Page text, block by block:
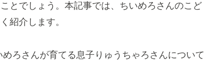
とでしょう。本記事では、ちいめろさんのこど
紹介します。
ろさんが育てる息子りゅうちゃろさんについて